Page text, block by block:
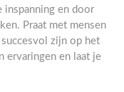
inspanning en door
Praat met mensen
zijn op het
ervaringen en laat je